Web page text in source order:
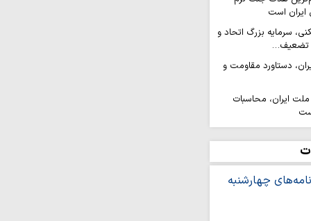
ایران است
سرمایه بزرگ اتحاد و
تضعیف…
دستاورد مقاومت و
ایران، محاسبات
مولفه قدرت و
ایجاد ایران قوی و عدم
بود